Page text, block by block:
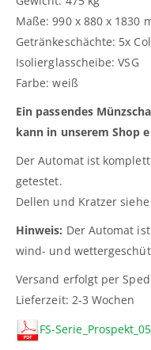
Maße: 990 x 880 x 1830
Getränkeschächte: 5x
Isolierglasscheibe: VSG
Farbe: weiß
Ein passendes
kann in unserem Shop
Der Automat ist
getestet.
Dellen und Kratzer
Hinweis: Der Automat
wind- und
Versand erfolgt per
Lieferzeit: 2-3 Wochen
FS-